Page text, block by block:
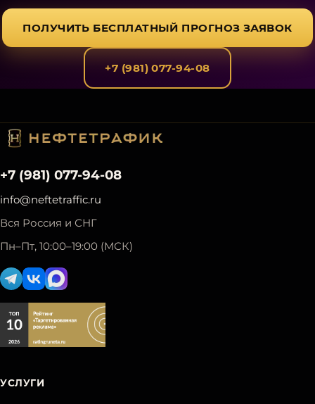
ПОЛУЧИТЬ БЕСПЛАТНЫЙ ПРОГНОЗ ЗАЯВОК
+7 (981) 077-94-08
+7 (981) 077-94-08
info@neftetraffic.ru
Вся Россия и СНГ
Пн–Пт, 10:00–19:00 (МСК)
УСЛУГИ